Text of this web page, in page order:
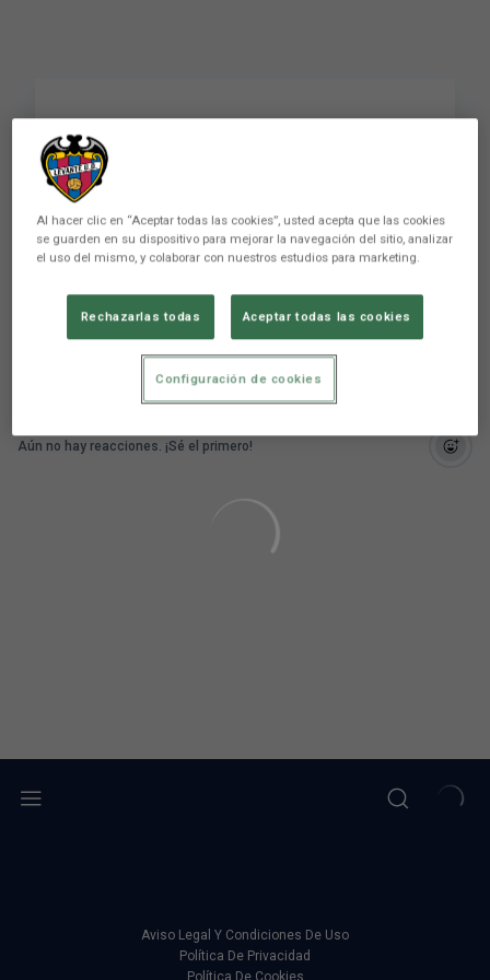
Rueda de prensa de
Javi Calleja previa al
encuentro ante la UD
Las Palmas
Aún no hay reacciones. ¡Sé el primero!
Aviso Legal Y Condiciones De Uso
Política De Privacidad
Política De Cookies
Al hacer clic en “Aceptar todas las cookies”, usted acepta que las cookies
se guarden en su dispositivo para mejorar la navegación del sitio, analizar
el uso del mismo, y colaborar con nuestros estudios para marketing.
Rechazarlas todas Aceptar todas las cookies
Configuración de cookies